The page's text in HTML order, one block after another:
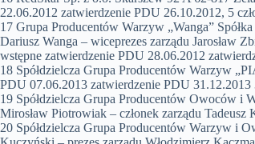
22.06.2012 zatwierdzenie PDU 26.10.2012, 5
17 Grupa Producentów Warzyw „Wanga”
Dariusz Wanga – wiceprezes zarządu Jarosław
wstępne zatwierdzenie PDU 28.06.2012
18 Spółdzielcza Grupa Producentów Warzyw
PDU 07.06.2013 zatwierdzenie PDU
19 Spółdzielcza Grupa Producentów Owoców i
Mirosław Piotrowiak – członek zarządu
20 Spółdzielcza Grupa Producentów Warzyw i